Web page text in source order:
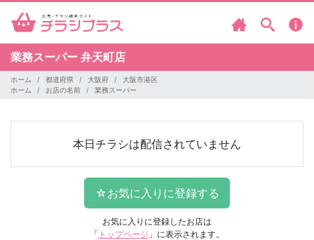
業務スーパー 弁天町店
ホーム 都道府県 大阪府
大阪市港区
ホーム
お店の名前 業務スーパー
本日チラシは配信されていません
お気に入りに登録したお店は
「 トップページ 」に表示されます。